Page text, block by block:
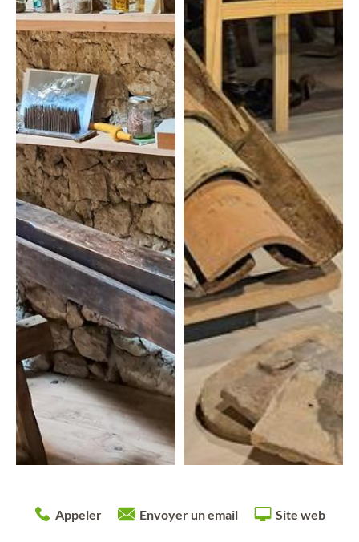
Appeler Envoyer un email Site web